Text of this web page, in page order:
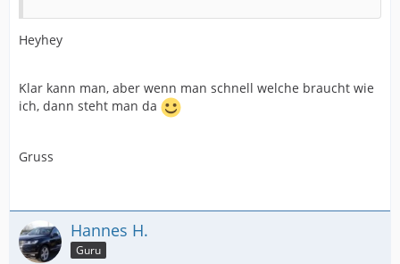
Heyhey
Klar kann man, aber wenn man schnell welche braucht wie
ich, dann steht man da
Gruss
Hannes H.
Guru